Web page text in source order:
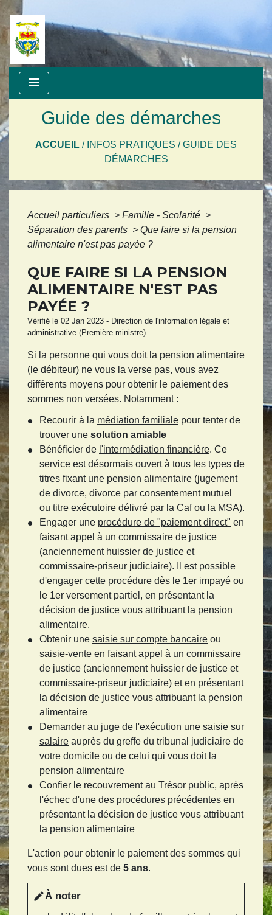
menu
Guide des démarches
ACCUEIL / INFOS PRATIQUES /GUIDE DES
DÉMARCHES
Accueil particuliers > Famille - Scolarité >
Séparation des parents > Que faire si la pension
alimentaire n'est pas payée ?
QUE FAIRE SI LA PENSION
ALIMENTAIRE N'EST PAS
PAYÉE ?
Vérifié le 02 Jan 2023 - Direction de l'information légale et
administrative (Première ministre)
Si la personne qui vous doit la pension alimentaire
(le débiteur) ne vous la verse pas, vous avez
différents moyens pour obtenir le paiement des
sommes non versées. Notamment :
Recourir à la médiation familiale pour tenter de
trouver une solution amiable
Bénéficier de l'intermédiation financière. Ce
service est désormais ouvert à tous les types de
titres fixant une pension alimentaire (jugement
de divorce, divorce par consentement mutuel
ou titre exécutoire délivré par la Cafou la MSA).
Engager une procédure de "paiement direct" en
faisant appel à un commissaire de justice
(anciennement huissier de justice et
commissaire-priseur judiciaire). Il est possible
d'engager cette procédure dès le 1er impayé ou
le 1er versement partiel, en présentant la
décision de justice vous attribuant la pension
alimentaire.
Obtenir une saisie sur compte bancaire ou
saisie-vente en faisant appel à un commissaire
de justice (anciennement huissier de justice et
commissaire-priseur judiciaire) et en présentant
la décision de justice vous attribuant la pension
alimentaire
Demander au juge de l'exécution une saisie sur
salaire auprès du greffe du tribunal judiciaire de
votre domicile ou de celui qui vous doit la
pension alimentaire
Confier le recouvrement au Trésor public, après
l'échec d'une des procédures précédentes en
présentant la décision de justice vous attribuant
la pension alimentaire
L'action pour obtenir le paiement des sommes qui
vous sont dues est de 5 ans.
editÀ noter